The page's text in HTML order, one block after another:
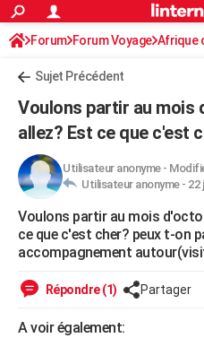
ACTUALITÉS
Politique
Société
Faits Divers
Education
Monde
Villes
+
Programme TV
Streaming
Cinéma
Sorties cinéma
Musique
FINANCE
Retraite
Impôts
Epargne
Immobilier
Risques naturels par ville
Banque
Assurance
Crédit
AUTO
Essais
Réserver un essai
Citadines
Berlines
SUV
Forum auto
HIGH-TECH
Mobiles
Meilleur smartphone
Internet
Ordinateurs
Jeux vidéo
Guide high-tech
+BRICOLAGE
WEEK-END
Forum Forum Voyage Afrique
Sujet Précédent
Voulons partir au mois
allez? Est ce que c'est
Utilisateur anonyme-
Utilisateur anonyme - 22
Voulons partir au mois
ce que c'est cher? peux t-on
accompagnement
Répondre (1) Partager
A voir également: